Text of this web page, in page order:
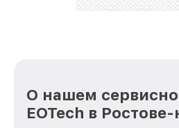
О нашем
EOTech в